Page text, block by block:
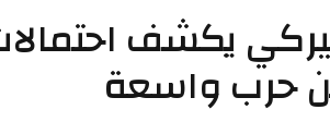
يكشف احتمالات
حرب واسعة